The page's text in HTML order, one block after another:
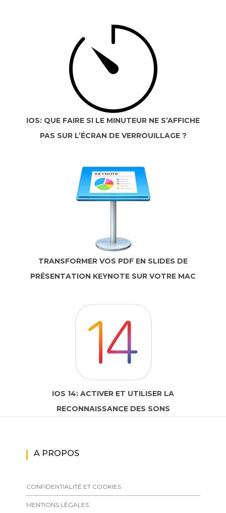
IOS: QUE FAIRE SI LE MINUTEUR NE S’AFFICHE
PAS SUR L’ÉCRAN DE VERROUILLAGE ?
TRANSFORMER VOS PDF EN SLIDES DE
PRÉSENTATION KEYNOTE SUR VOTRE MAC
IOS 14: ACTIVER ET UTILISER LA
RECONNAISSANCE DES SONS
A PROPOS
CONFIDENTIALITÉ ET COOKIES
MENTIONS LÉGALES